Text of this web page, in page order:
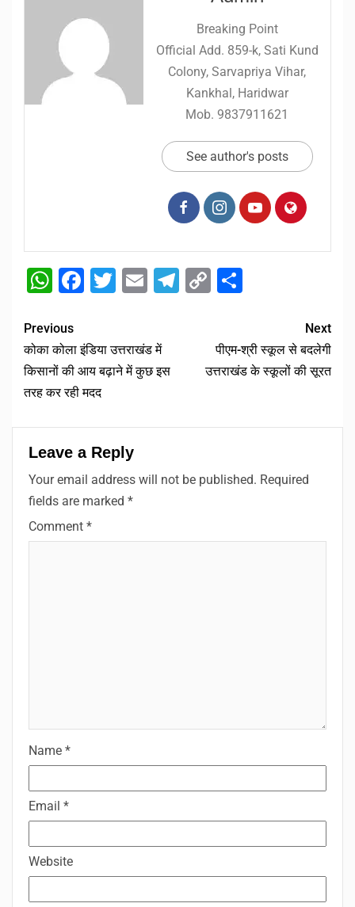
Breaking Point
Official Add. 859-k, Sati Kund
Colony, Sarvapriya Vihar,
Kankhal, Haridwar
Mob. 9837911621
See author's posts
WhatsApp
Facebook
Twitter
EmailTelegram
Copy
Previous
कोका कोला इंडिया उत्तराखंड में
किसानों की आय बढ़ाने में कुछ इस
तरह कर रही मदद
Next
पीएम-श्री स्कूल से बदलेगी
उत्तराखंड के स्कूलों की सूरत
Leave a Reply
Your email address will not be published. Required
fields are marked *
Comment *
Name *
Email *
Website